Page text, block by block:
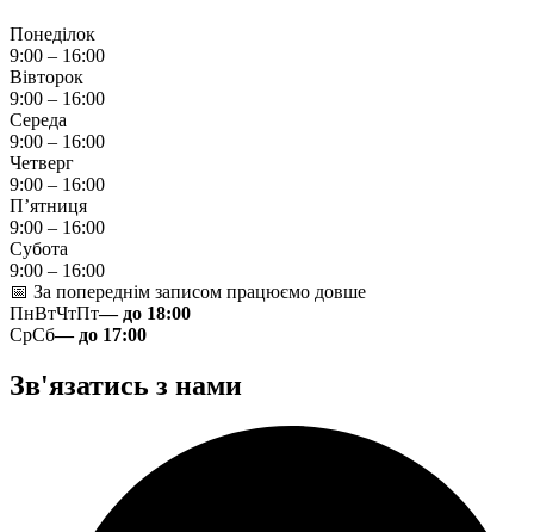
Понеділок
9:00 – 16:00
Вівторок
9:00 – 16:00
Середа
9:00 – 16:00
Четверг
9:00 – 16:00
П’ятниця
9:00 – 16:00
Субота
9:00 – 16:00
📅 За попереднім записом працюємо довше
ПнВтЧтПт— до 18:00
СрСб— до 17:00
Зв'язатись з нами